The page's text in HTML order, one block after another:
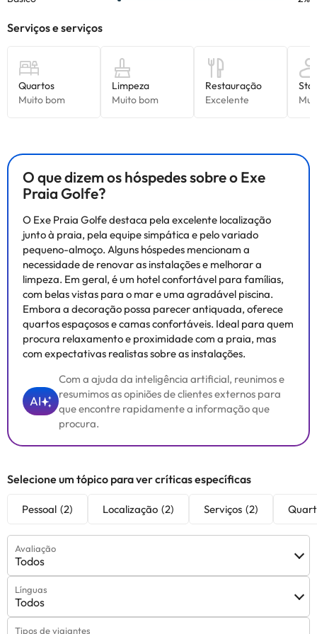
O que dizem os hóspedes sobre o Exe
Praia Golfe?
O Exe Praia Golfe destaca pela excelente localização
junto à praia, pela equipe simpática e pelo variado
pequeno-almoço. Alguns hóspedes mencionam a
necessidade de renovar as instalações e melhorar a
limpeza. Em geral, é um hotel confortável para famílias,
com belas vistas para o mar e uma agradável piscina.
Embora a decoração possa parecer antiquada, oferece
quartos espaçosos e camas confortáveis. Ideal para quem
procura relaxamento e proximidade com a praia, mas
com expectativas realistas sobre as instalações.
AI
Com a ajuda da inteligência artificial, reunimos e
resumimos as opiniões de clientes externos para
que encontre rapidamente a informação que
procura.
Selecione um tópico para ver críticas específicas
Pessoal (2) Localização (2) Serviços (2)
Avaliação
Todos
Línguas
Todos
Tipos de viajantes